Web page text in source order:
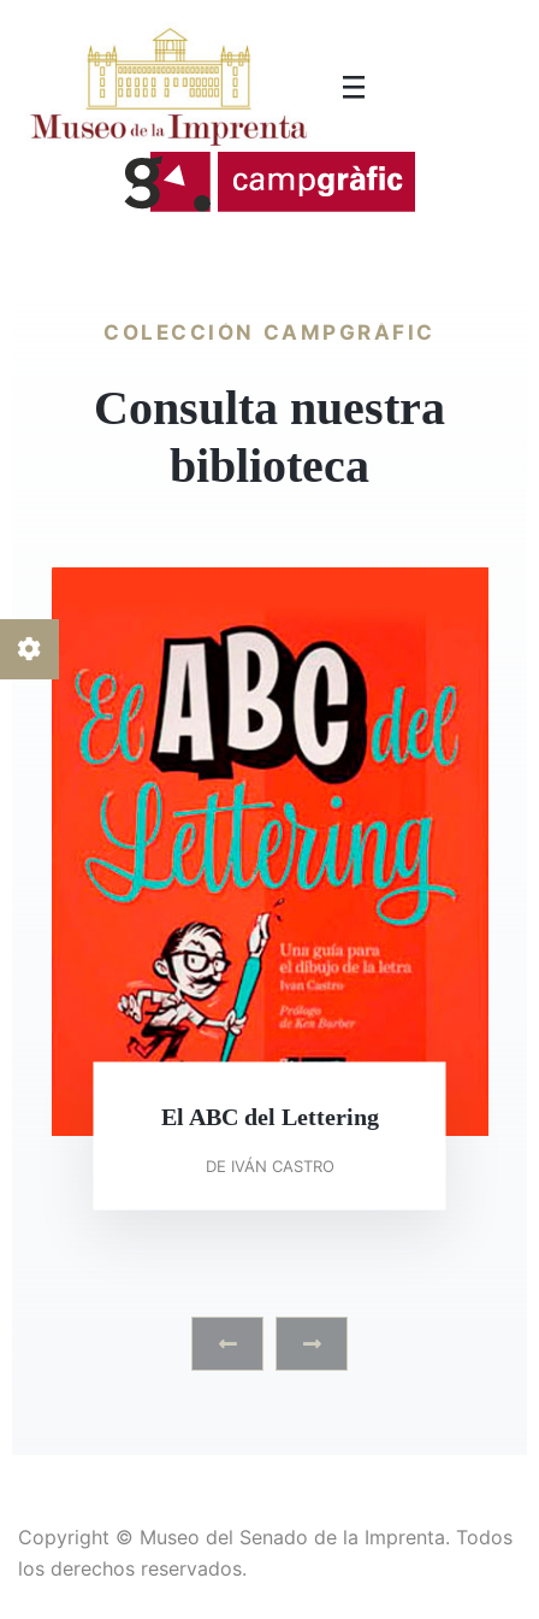
COLECCIÓN CAMPGRÀFIC
Consulta nuestra
biblioteca
El ABC del Lettering
DE IVÁN CASTRO
‹ ›
Copyright © Museo del Senado de la Imprenta. Todos
los derechos reservados.